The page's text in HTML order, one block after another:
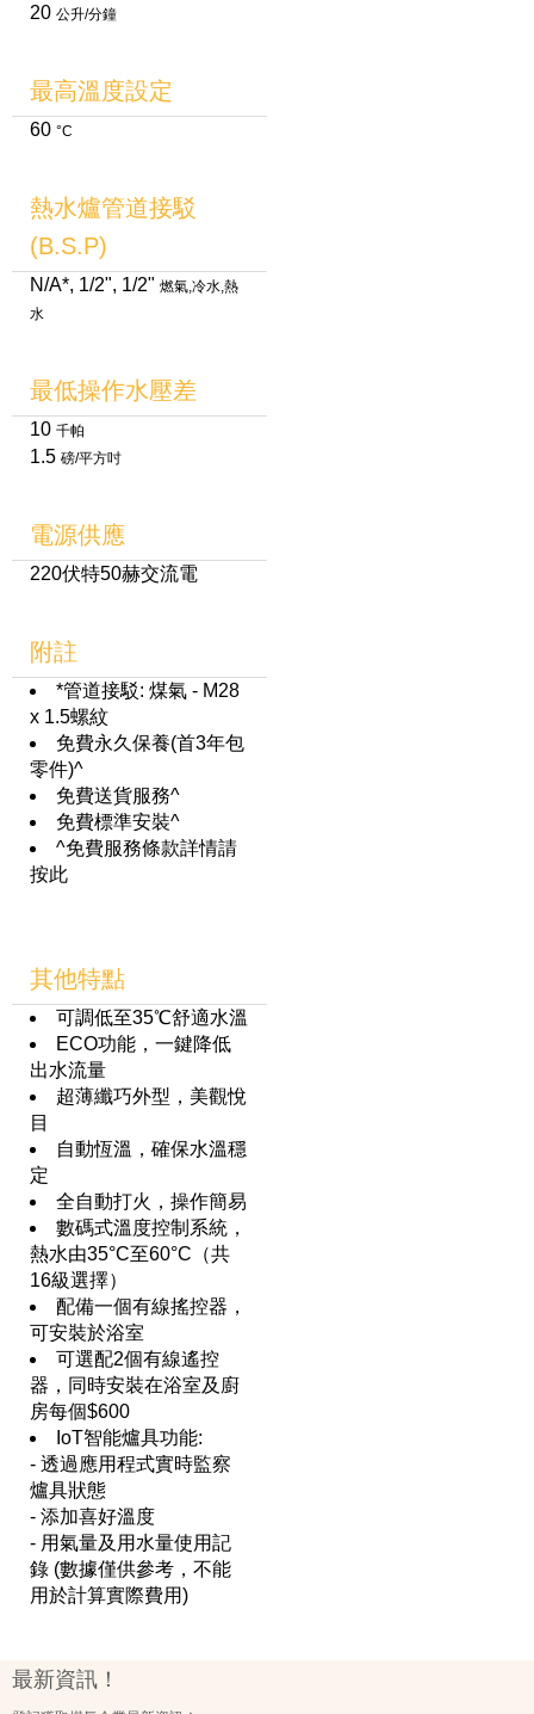
20 公升/分鐘
最高溫度設定
60 °C
熱水爐管道接駁
(B.S.P)
N/A*, 1/2", 1/2" 燃氣,冷水,熱
水
最低操作水壓差
10 千帕
1.5 磅/平方吋
電源供應
220伏特50赫交流電
附註
*管道接駁: 煤氣 - M28
x 1.5螺紋
免費永久保養(首3年包
零件)^
免費送貨服務^
免費標準安裝^
^免費服務條款詳情請
按此
其他特點
可調低至35℃舒適水溫
ECO功能，一鍵降低
出水流量
超薄纖巧外型，美觀悅
目
自動恆溫，確保水溫穩
定
全自動打火，操作簡易
數碼式溫度控制系統，
熱水由35°C至60°C（共
16級選擇）
配備一個有線搖控器，
可安裝於浴室
可選配2個有線遙控
器，同時安裝在浴室及廚
房每個$600
IoT智能爐具功能:
- 透過應用程式實時監察
爐具狀態
- 添加喜好溫度
- 用氣量及用水量使用記
錄 (數據僅供參考，不能
用於計算實際費用)
最新資訊！